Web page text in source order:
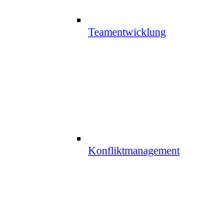
Teamentwicklung
Konfliktmanagement